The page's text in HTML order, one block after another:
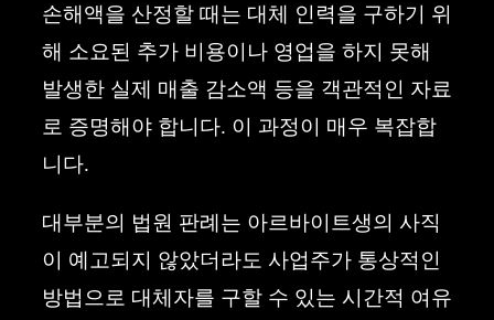
손해액을 산정할 때는 대체 인력을 구하기 위
해 소요된 추가 비용이나 영업을 하지 못해
발생한 실제 매출 감소액 등을 객관적인 자료
로 증명해야 합니다. 이 과정이 매우 복잡합
니다.
대부분의 법원 판례는 아르바이트생의 사직
이 예고되지 않았더라도 사업주가 통상적인
방법으로 대체자를 구할 수 있는 시간적 여유